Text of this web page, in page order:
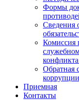
Формы
Сведения
Комиссия
Обратная
коррупции
Приемная
Контакты